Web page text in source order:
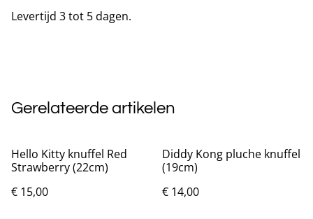
Levertijd 3 tot 5 dagen.
Gerelateerde artikelen
Hello Kitty knuffel Red
Strawberry (22cm)
€ 15,00
Diddy Kong pluche knuffel
(19cm)
€ 14,00